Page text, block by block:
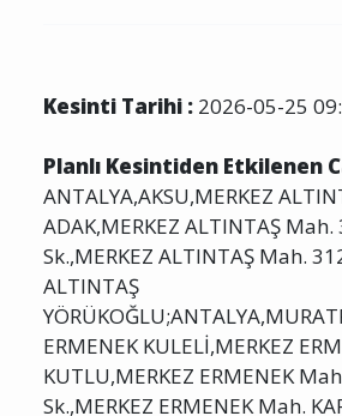
Planlı Kesintiden Etkilenen
ANTALYA,AKSU,MERKEZ
ADAK,MERKEZ ALTINTAŞ
Sk.,MERKEZ ALTINTAŞ Mah.
ALTINTAŞ
ERMENEK KULELİ,MERKEZ
KUTLU,MERKEZ ERMENEK